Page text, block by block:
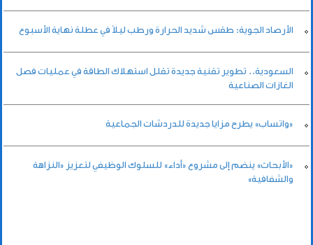
الأرصاد الجوية: طقس شديد الحرارة ورطب ليلاً في عطلة نهاية الأسبوع
السعودية.. تطوير تقنية جديدة تقلل استهلاك الطاقة في عمليات فصل
الغازات الصناعية
«واتساب» يطرح مزايا جديدة للدردشات الجماعية
«الأبحاث» ينضم إلى مشروع «أداء» للسلوك الوظيفي لتعزيز «النزاهة
والشفافية»